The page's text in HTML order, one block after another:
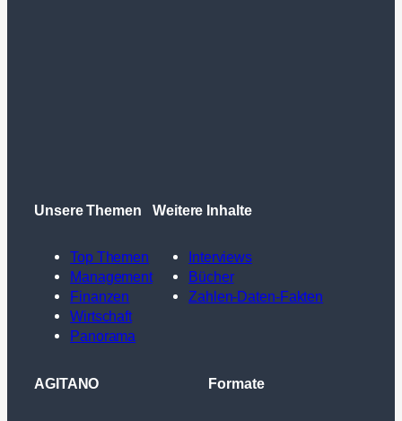
Unsere Themen
Top Themen
Management
Finanzen
Wirtschaft
Panorama
Weitere Inhalte
Interviews
Bücher
Zahlen-Daten-Fakten
AGITANO Formate